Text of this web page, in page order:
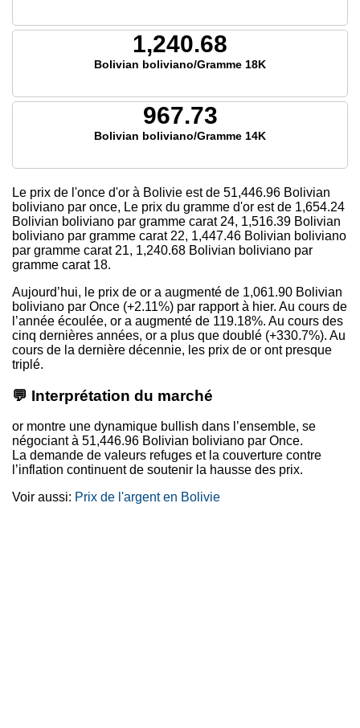
1,240.68
Bolivian boliviano/Gramme 18K
967.73
Bolivian boliviano/Gramme 14K
Le prix de l'once d'or à Bolivie estde 51,446.96 Bolivian
boliviano par once, Le prix du gramme d'or estde 1,654.24
Bolivian boliviano par gramme carat 24, 1,516.39 Bolivian
boliviano par gramme carat 22, 1,447.46 Bolivian boliviano
par gramme carat 21, 1,240.68 Bolivian boliviano par
gramme carat 18.
Aujourd’hui, le prix de or a augmenté de 1,061.90 Bolivian
boliviano par Once (+2.11%) par rapport à hier. Au cours de
l’année écoulée, or a augmenté de 119.18%. Au cours des
cinq dernières années, or a plus que doublé (+330.7%). Au
cours de la dernière décennie, les prix de or ont presque
triplé.
💬 Interprétation du marché
or montre une dynamique bullish dans l’ensemble, se
négociant à 51,446.96 Bolivian boliviano par Once.
La demande de valeurs refuges et la couverture contre
l’inflation continuent de soutenir la hausse des prix.
Voir aussi: Prix de l'argent en Bolivie